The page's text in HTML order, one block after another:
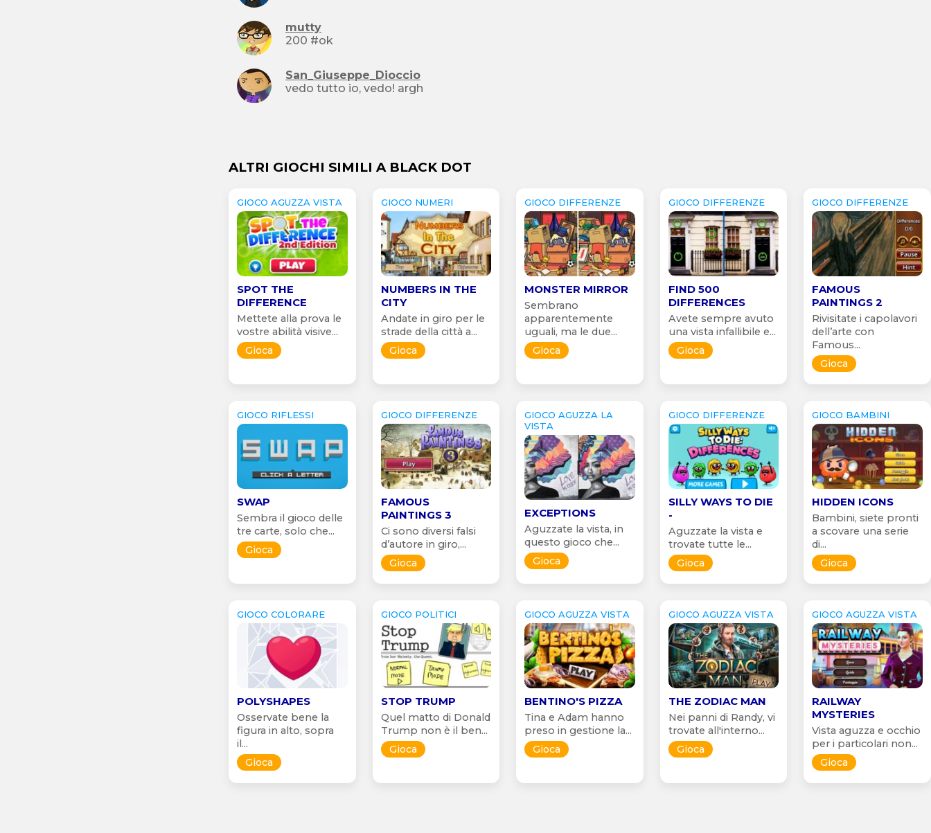
mutty
200 #ok
San_Giuseppe_Dioccio
vedo tutto io, vedo! argh
ALTRI GIOCHI SIMILI A BLACK DOT
GIOCO AGUZZA VISTA
SPOT THE
DIFFERENCE
Mettete alla prova le
vostre abilità visive...
Gioca
GIOCO NUMERI
NUMBERS IN THE
CITY
Andate in giro per le
strade della città a...
Gioca
GIOCO DIFFERENZE
MONSTER MIRROR
Sembrano
apparentemente
uguali, ma le due...
Gioca
GIOCO DIFFERENZE
FIND 500
DIFFERENCES
Avete sempre avuto
una vista infallibile e...
Gioca
GIOCO DIFFERENZE
FAMOUS
PAINTINGS 2
Rivisitate i capolavori
dell’arte con
Famous...
Gioca
GIOCO RIFLESSI
SWAP
Sembra il gioco delle
tre carte, solo che...
Gioca
GIOCO DIFFERENZE
FAMOUS
PAINTINGS 3
Ci sono diversi falsi
d’autore in giro,...
Gioca
GIOCO AGUZZA LA
VISTA
EXCEPTIONS
Aguzzate la vista, in
questo gioco che...
Gioca
GIOCO DIFFERENZE
SILLY WAYS TO DIE
-
Aguzzate la vista e
trovate tutte le...
Gioca
GIOCO BAMBINI
HIDDEN ICONS
Bambini, siete pronti
a scovare una serie
di...
Gioca
GIOCO COLORARE
POLYSHAPES
Osservate bene la
figura in alto, sopra
il...
Gioca
GIOCO POLITICI
STOP TRUMP
Quel matto di Donald
Trump non è il ben...
Gioca
GIOCO AGUZZA VISTA
BENTINO'S PIZZA
Tina e Adam hanno
preso in gestione la...
Gioca
GIOCO AGUZZA VISTA
THE ZODIAC MAN
Nei panni di Randy, vi
trovate all'interno...
Gioca
GIOCO AGUZZA VISTA
RAILWAY
MYSTERIES
Vista aguzza e occhio
per i particolari non...
Gioca